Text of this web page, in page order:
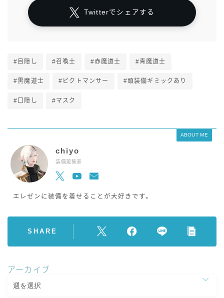
Twitterでシェアする
#目隠し #召喚士 #赤魔道士 #青魔道士
#黒魔道士 #ピクトマンサー #頭装備ギミックあり
#口隠し #マスク
ABOUT ME
chiyo
装備蒐集家
エレゼンに装備を着せることが大好きです。
SHARE
アーカイブ